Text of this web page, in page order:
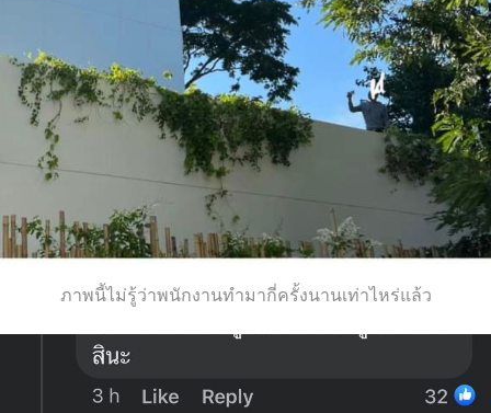
ภาพนี้ไม่รู้ว่าพนักงานทำมากี่ครั้งนานเท่าไหร่แล้ว